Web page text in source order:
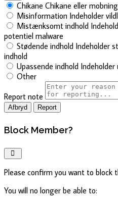
Chikane Chikane eller
Misinformation Indeholder
Mistænksomt indhold
potentiel malware
Stødende indhold Indeholder
indhold
Upassende indhold
Other
Report note
Report
Block Member?
Please confirm you want to block
You will no longer be able to: